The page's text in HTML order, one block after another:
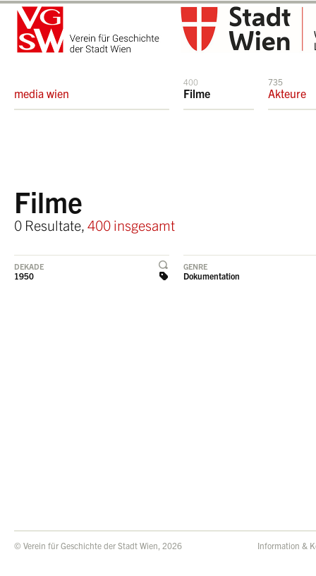
media wien
400
Filme
735
Akteure
Filme
0 Resultate, 400 insgesamt
DEKADE
1950
GENRE
Dokumentation
© Verein für Geschichte der Stadt Wien, 2026 Information &